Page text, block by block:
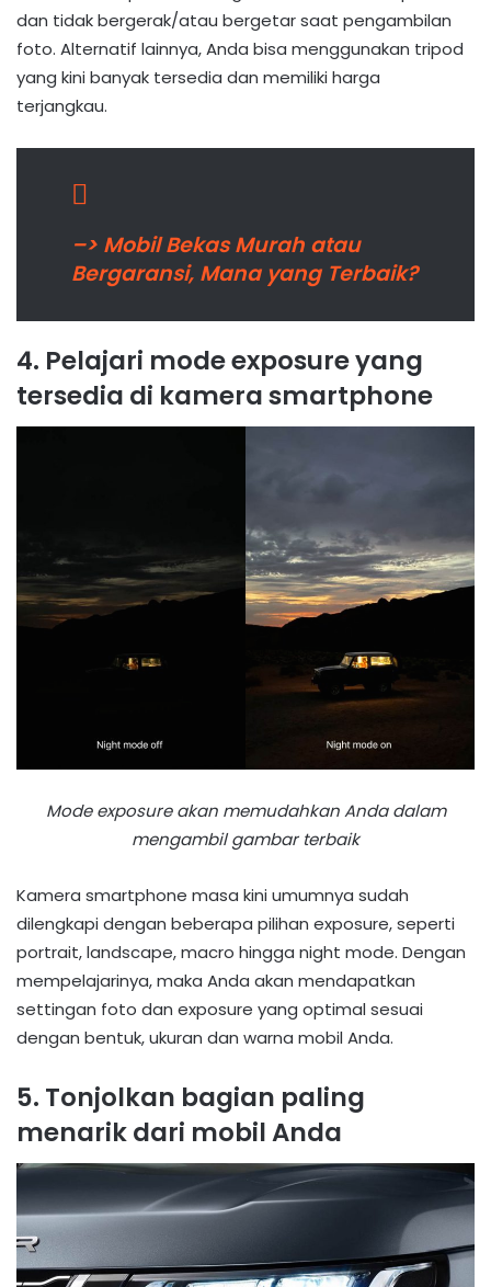
dan tidak bergerak/atau bergetar saat pengambilan
foto. Alternatif lainnya, Anda bisa menggunakan tripod
yang kini banyak tersedia dan memiliki harga
terjangkau.
–> Mobil Bekas Murah atau
Bergaransi, Mana yang Terbaik?
4. Pelajari mode exposure yang
tersedia di kamera smartphone
Mode exposure akan memudahkan Anda dalam
mengambil gambar terbaik
Kamera smartphone masa kini umumnya sudah
dilengkapi dengan beberapa pilihan exposure, seperti
portrait, landscape, macro hingga night mode. Dengan
mempelajarinya, maka Anda akan mendapatkan
settingan foto dan exposure yang optimal sesuai
dengan bentuk, ukuran dan warna mobil Anda.
5. Tonjolkan bagian paling
menarik dari mobil Anda